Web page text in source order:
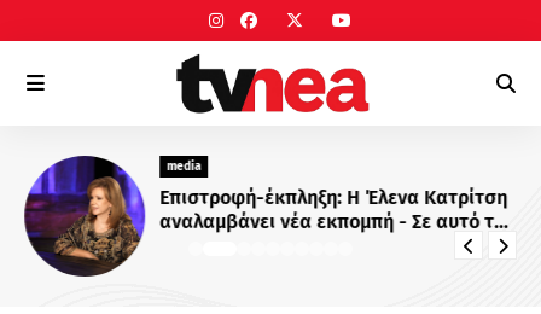
media
Επιστροφή-έκπληξη: Η Έλενα Κατρίτση
αναλαμβάνει νέα εκπομπή - Σε αυτό το